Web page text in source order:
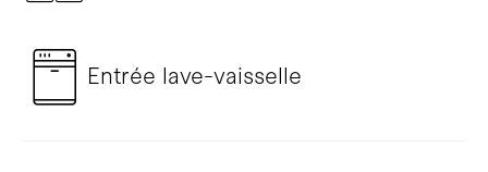
Entrée lave-vaisselle